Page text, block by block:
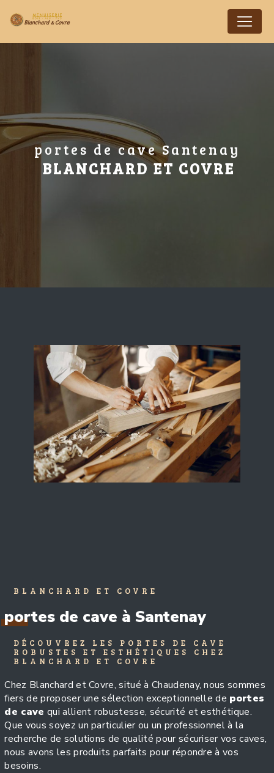
portes de cave Santenay
BLANCHARD ET COVRE
BLANCHARD ET COVRE
portes de cave à Santenay
DÉCOUVREZ LES PORTES DE CAVE
ROBUSTES ET ESTHÉTIQUES CHEZ
BLANCHARD ET COVRE
Chez Blanchard et Covre, situé à Chaudenay, nous sommes
fiers de proposer une sélection exceptionnelle de portes
de cave qui allient robustesse, sécurité et esthétique.
Que vous soyez un particulier ou un professionnel à la
recherche de solutions de qualité pour sécuriser vos caves,
nous avons les produits parfaits pour répondre à vos
besoins.